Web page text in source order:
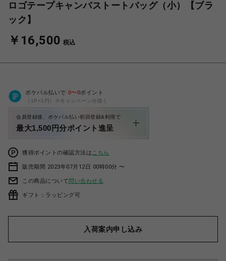
ロゴテープキャンバストートバッグ（小）【ブラ
ック】
￥16,500 税込
ポケパル払いで 0〜0ポイント
（1P=1円）※キャンペーン分除く
会員登録後、ポケパル払い初回登録&利用で
最大1,500円分ポイント進呈
獲得ポイントの確認方法は こちら
販売期間 2023年07月12日 00時00分 〜
この商品について問い合わせる
ギフト：ラッピング可
入荷案内申し込み